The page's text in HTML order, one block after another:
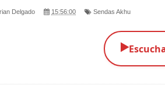
Delgado 15:56:00 Sendas Akhu
▶️